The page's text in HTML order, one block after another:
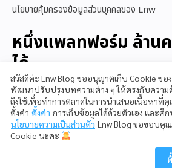
นโยบายคุ้มครองข้อมูลส่วนบุคคลของ Lnw
หนึ่งแพลทฟอร์ม ล้านค
ได้
สนใจใช้ LnwShop
Copyright © 2023 LnwShop
สวัสดีค่ะ Lnw Blog ขออนุญาตเก็บ Cookie ขอ
พัฒนาปรับปรุงบทความต่าง ๆ ให้ตรงกับความ
ถึงใช้เพื่อทำการตลาดในการนำเสนอเนื้อหาที่
ตั้งค่า ตั้งค่า การเก็บข้อมูลได้ด้วยตัวเอง และศึ
นโยบายความเป็นส่วนตัว Lnw Blog ขอขอบคุ
Cookie นะคะ